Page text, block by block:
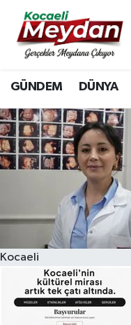
GÜNDEM DÜNYA
Kocaeli
Nöbetçi
Hava Durumu
Trafik Durumu
Süper Lig Puan
Tüm Manşetler
Son Dakika
Haber Arşivi